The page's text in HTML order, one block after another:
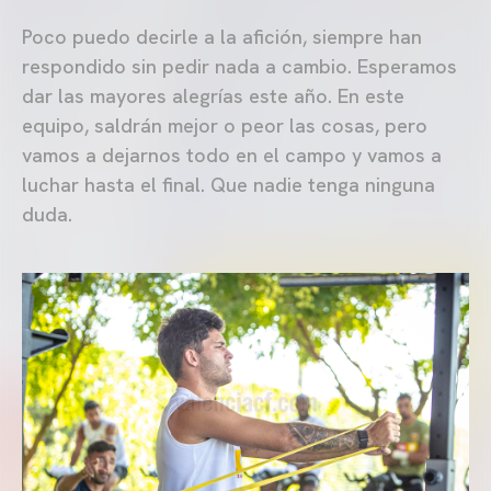
Poco puedo decirle a la afición, siempre han
respondido sin pedir nada a cambio. Esperamos
dar las mayores alegrías este año. En este
equipo, saldrán mejor o peor las cosas, pero
vamos a dejarnos todo en el campo y vamos a
luchar hasta el final. Que nadie tenga ninguna
duda.